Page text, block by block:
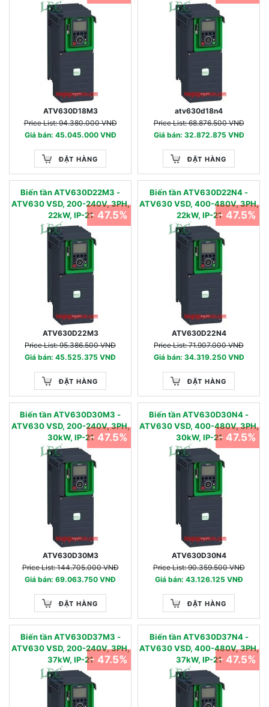
ATV630D18M3
Price List: 94.380.000 VNĐ
Giá bán: 45.045.000 VNĐ
ĐẶT HÀNG
atv630d18n4
Price List: 68.876.500 VNĐ
Giá bán: 32.872.875 VNĐ
ĐẶT HÀNG
Biến tần ATV630D22M3 -
ATV630 VSD, 200-240V, 3PH,
22kW, IP-21
ATV630D22M3
Price List: 95.386.500 VNĐ
Giá bán: 45.525.375 VNĐ
ĐẶT HÀNG
- 47.5%
Biến tần ATV630D22N4 -
ATV630 VSD, 400-480V, 3PH,
22kW, IP-21
ATV630D22N4
Price List: 71.907.000 VNĐ
Giá bán: 34.319.250 VNĐ
ĐẶT HÀNG
- 47.5%
Biến tần ATV630D30M3 -
ATV630 VSD, 200-240V, 3PH,
30kW, IP-21
ATV630D30M3
Price List: 144.705.000 VNĐ
Giá bán: 69.063.750 VNĐ
ĐẶT HÀNG
- 47.5%
Biến tần ATV630D30N4 -
ATV630 VSD, 400-480V, 3PH,
30kW, IP-21
ATV630D30N4
Price List: 90.359.500 VNĐ
Giá bán: 43.126.125 VNĐ
ĐẶT HÀNG
- 47.5%
Biến tần ATV630D37M3 -
ATV630 VSD, 200-240V, 3PH,
37kW, IP-21- 47.5%
Biến tần ATV630D37N4 -
ATV630 VSD, 400-480V, 3PH,
37kW, IP-21- 47.5%